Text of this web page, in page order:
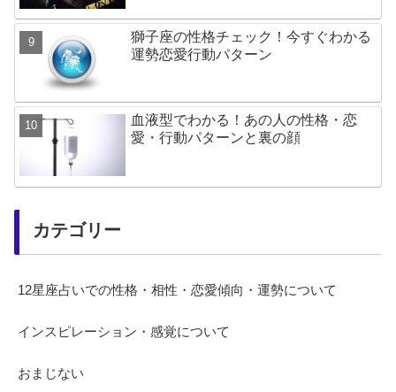
獅子座の性格チェック！今すぐわかる
運勢恋愛行動パターン
血液型でわかる！あの人の性格・恋
愛・行動パターンと裏の顔
カテゴリー
12星座占いでの性格・相性・恋愛傾向・運勢について
インスピレーション・感覚について
おまじない